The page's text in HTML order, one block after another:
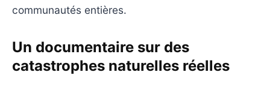
communautés entières.
Un documentaire sur des
catastrophes naturelles réelles